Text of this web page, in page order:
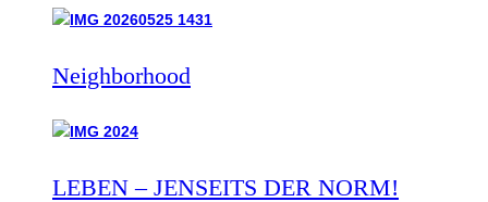
Neighborhood
LEBEN – JENSEITS DER NORM!